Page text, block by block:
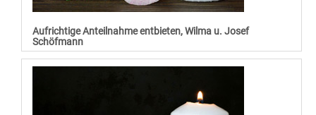
Aufrichtige Anteilnahme entbieten, Wilma u. Josef
Schöfmann